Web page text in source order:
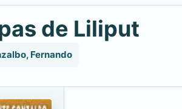
de Liliput
Fernando